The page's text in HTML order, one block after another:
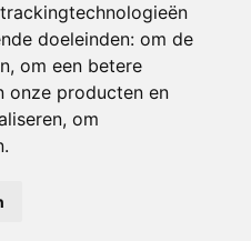
doeleinden: om de
, om een betere
onze producten en
, om
.